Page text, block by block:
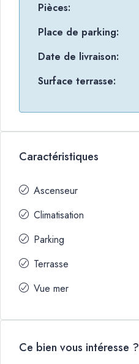
Pièces:
Place de parking:
Date de livraison:
Surface terrasse:
Caractéristiques
Ascenseur
Climatisation
Parking
Terrasse
Vue mer
Ce bien vous intéresse ?